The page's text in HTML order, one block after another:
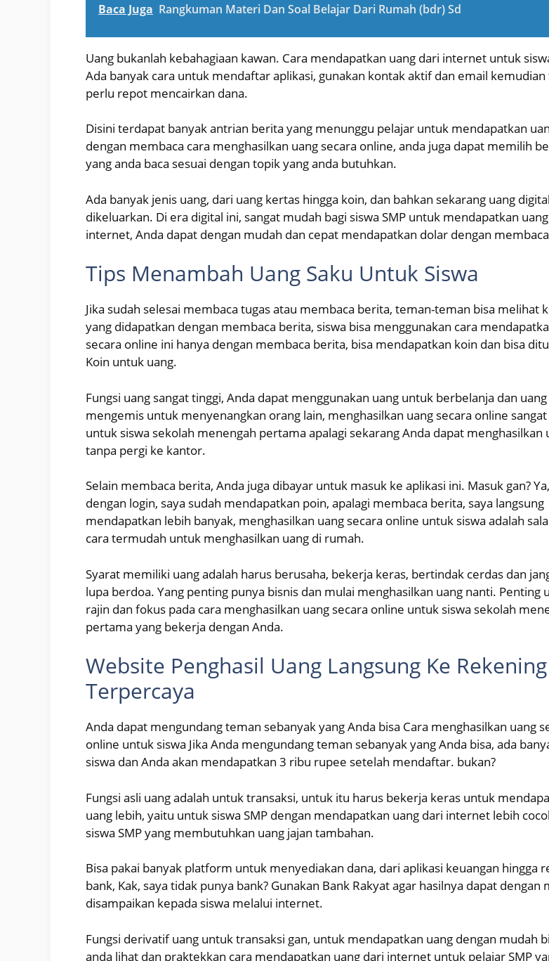
Baca Juga Rangkuman Materi Dan Soal Belajar Dari Rumah (bdr) Sd
Uang bukanlah kebahagiaan kawan. Cara mendapatkan uang dari internet untuk
Ada banyak cara untuk mendaftar aplikasi, gunakan kontak aktif dan email kemudian
perlu repot mencairkan dana.
Disini terdapat banyak antrian berita yang menunggu pelajar untuk mendapatkan
dengan membaca cara menghasilkan uang secara online, anda juga dapat memilih
yang anda baca sesuai dengan topik yang anda butuhkan.
Ada banyak jenis uang, dari uang kertas hingga koin, dan bahkan sekarang uang
dikeluarkan. Di era digital ini, sangat mudah bagi siswa SMP untuk mendapatkan
internet, Anda dapat dengan mudah dan cepat mendapatkan dolar dengan
Tips Menambah Uang Saku Untuk Siswa
Jika sudah selesai membaca tugas atau membaca berita, teman-teman bisa melihat
yang didapatkan dengan membaca berita, siswa bisa menggunakan cara
secara online ini hanya dengan membaca berita, bisa mendapatkan koin dan bisa
Koin untuk uang.
Fungsi uang sangat tinggi, Anda dapat menggunakan uang untuk berbelanja dan
mengemis untuk menyenangkan orang lain, menghasilkan uang secara online
untuk siswa sekolah menengah pertama apalagi sekarang Anda dapat menghasilkan
tanpa pergi ke kantor.
Selain membaca berita, Anda juga dibayar untuk masuk ke aplikasi ini. Masuk gan? Ya,
dengan login, saya sudah mendapatkan poin, apalagi membaca berita, saya langsung
mendapatkan lebih banyak, menghasilkan uang secara online untuk siswa adalah
cara termudah untuk menghasilkan uang di rumah.
Syarat memiliki uang adalah harus berusaha, bekerja keras, bertindak cerdas dan
lupa berdoa. Yang penting punya bisnis dan mulai menghasilkan uang nanti. Penting
rajin dan fokus pada cara menghasilkan uang secara online untuk siswa sekolah
pertama yang bekerja dengan Anda.
Website Penghasil Uang Langsung Ke Rekening
Terpercaya
Anda dapat mengundang teman sebanyak yang Anda bisa Cara menghasilkan uang
online untuk siswa Jika Anda mengundang teman sebanyak yang Anda bisa, ada
siswa dan Anda akan mendapatkan 3 ribu rupee setelah mendaftar. bukan?
Fungsi asli uang adalah untuk transaksi, untuk itu harus bekerja keras untuk
uang lebih, yaitu untuk siswa SMP dengan mendapatkan uang dari internet lebih
siswa SMP yang membutuhkan uang jajan tambahan.
Bisa pakai banyak platform untuk menyediakan dana, dari aplikasi keuangan hingga
bank, Kak, saya tidak punya bank? Gunakan Bank Rakyat agar hasilnya dapat dengan
disampaikan kepada siswa melalui internet.
Fungsi derivatif uang untuk transaksi gan, untuk mendapatkan uang dengan mudah
anda lihat dan praktekkan cara mendapatkan uang dari internet untuk pelajar SMP